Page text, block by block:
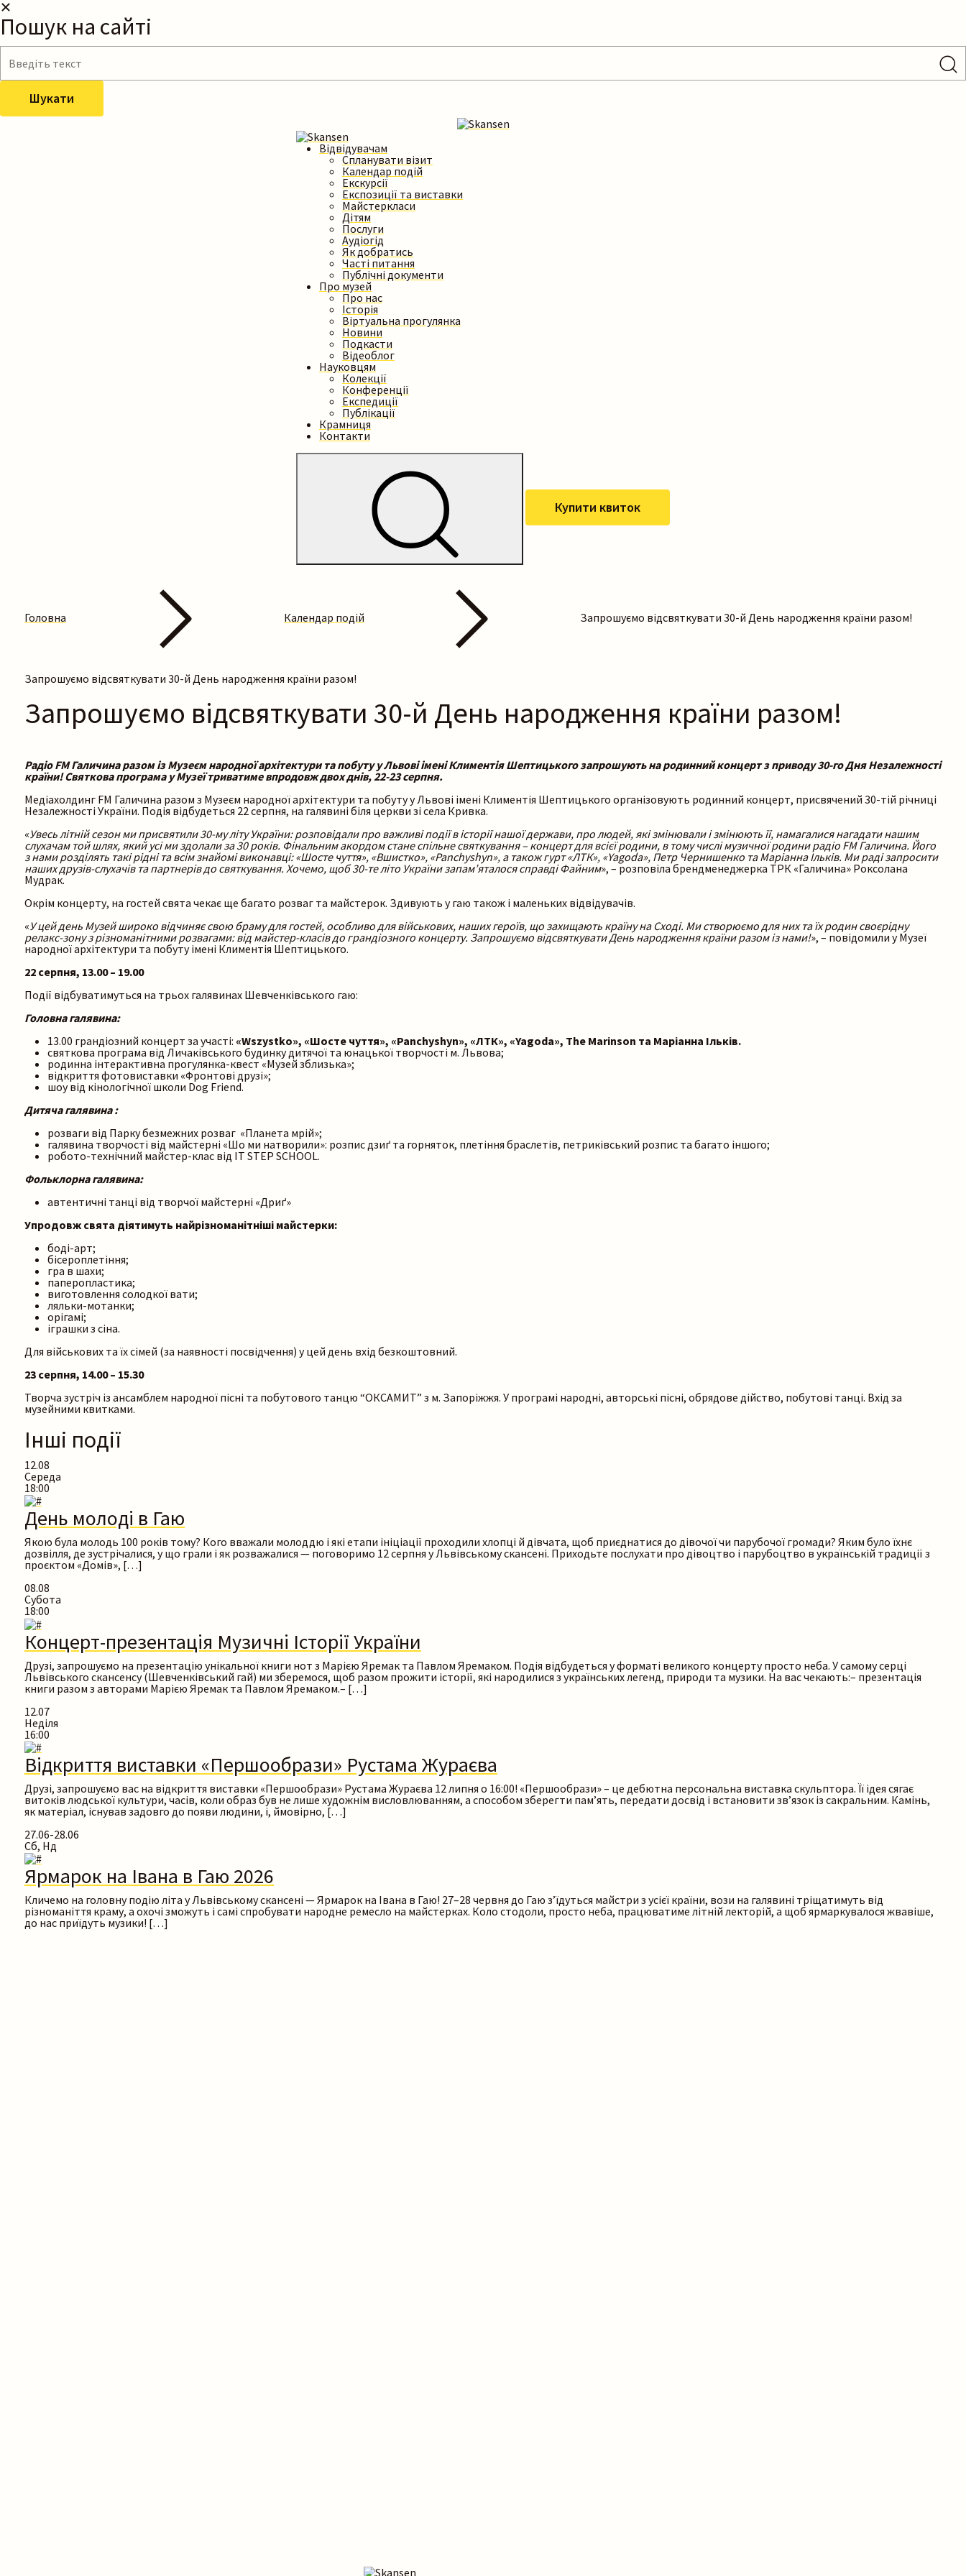
Пошук на сайті
Шукати
Відвідувачам
Спланувати візит
Календар подій
Екскурсії
Експозиції та виставки
Майстеркласи
Дітям
Послуги
Аудіогід
Як добратись
Часті питання
Публічні документи
Про музей
Про нас
Історія
Віртуальна прогулянка
Новини
Подкасти
Відеоблог
Науковцям
Колекції
Конференції
Експедиції
Публікації
Крамниця
Контакти
Купити квиток
Головна Календар подій Запрошуємо відсвяткувати 30-й День народження країни разом!
Запрошуємо відсвяткувати 30-й День народження країни разом!
Запрошуємо відсвяткувати 30-й День народження країни разом!
Радіо FM Галичина разом із Музеєм народної архітектури та побуту у Львові імені Климентія Шептицького запрошують на родинний концерт з приводу 30-го Дня Незалежності
країни! Святкова програма у Музеї триватиме впродовж двох днів, 22-23 серпня.
Медіахолдинг FM Галичина разом з Музеєм народної архітектури та побуту у Львові імені Климентія Шептицького організовують родинний концерт, присвячений 30-тій річниці
Незалежності України. Подія відбудеться 22 серпня, на галявині біля церкви зі села Кривка.
«Увесь літній сезон ми присвятили 30-му літу України: розповідали про важливі події в історії нашої держави, про людей, які змінювали і змінюють її, намагалися нагадати нашим
слухачам той шлях, який усі ми здолали за 30 років. Фінальним акордом стане спільне святкування – концерт для всієї родини, в тому числі музичної родини радіо FM Галичина. Його
з нами розділять такі рідні та всім знайомі виконавці: «Шосте чуття», «Вшистко», «Panchyshyn», а також гурт «ЛТК», «Yagodа», Петр Чернишенко та Маріанна Ільків. Ми раді запросити
наших друзів-слухачів та партнерів до святкування. Хочемо, щоб 30-те літо України запам’яталося справді Файним», – розповіла брендменеджерка ТРК «Галичина» Роксолана
Мудрак.
Окрім концерту, на гостей свята чекає ще багато розваг та майстерок. Здивують у гаю також і маленьких відвідувачів.
«У цей день Музей широко відчиняє свою браму для гостей, особливо для військових, наших героїв, що захищають країну на Сході. Ми створюємо для них та їх родин своєрідну
релакс-зону з різноманітними розвагами: від майстер-класів до грандіозного концерту. Запрошуємо відсвяткувати День народження країни разом із нами!», – повідомили у Музеї
народної архітектури та побуту імені Климентія Шептицького.
22 серпня, 13.00 – 19.00
Події відбуватимуться на трьох галявинах Шевченківського гаю:
Головна галявина:
13.00 грандіозний концерт за участі: «Wszystko», «Шосте чуття», «Panchyshyn», «ЛТК», «Yagodа», The Marinson та Маріанна Ільків.
святкова програма від Личаківського будинку дитячої та юнацької творчості м. Львова;
родинна інтерактивна прогулянка-квест «Музей зблизька»;
відкриття фотовиставки «Фронтові друзі»;
шоу від кінологічної школи Dog Friend.
Дитяча галявина :
розваги від Парку безмежних розваг «Планета мрій»;
галявина творчості від майстерні «Шо ми натворили»: розпис дзиґ та горняток, плетіння браслетів, петриківський розпис та багато іншого;
робото-технічний майстер-клас від IT STEP SCHOOL.
Фольклорна галявина:
автентичні танці від творчої майстерні «Дриґ»
Упродовж свята діятимуть найрізноманітніші майстерки:
боді-арт;
бісероплетіння;
гра в шахи;
паперопластика;
виготовлення солодкої вати;
ляльки-мотанки;
орігамі;
іграшки з сіна.
Для військових та їх сімей (за наявності посвідчення) у цей день вхід безкоштовний.
23 серпня, 14.00 – 15.30
Творча зустріч із ансамблем народної пісні та побутового танцю “ОКСАМИТ” з м. Запоріжжя. У програмі народні, авторські пісні, обрядове дійство, побутові танці. Вхід за
музейними квитками.
Інші події
12.08
Середа
18:00
День молоді в Гаю
Якою була молодь 100 років тому? Кого вважали молоддю і які етапи ініціації проходили хлопці й дівчата, щоб приєднатися до дівочої чи парубочої громади? Яким було їхнє
дозвілля, де зустрічалися, у що грали і як розважалися — поговоримо 12 серпня у Львівському скансені. Приходьте послухати про дівоцтво і парубоцтво в українській традиції з
проєктом «Домів», […]
08.08
Субота
18:00
Концерт-презентація Музичні Історії України
Друзі, запрошуємо на презентацію унікальної книги нот з Марією Яремак та Павлом Яремаком. Подія відбудеться у форматі великого концерту просто неба. У самому серці
Львівського скансенсу (Шевченківський гай) ми зберемося, щоб разом прожити історії, які народилися з українських легенд, природи та музики. На вас чекають:– презентація
книги разом з авторами Марією Яремак та Павлом Яремаком.– […]
12.07
Неділя
16:00
Відкриття виставки «Першообрази» Рустама Жураєва
Друзі, запрошуємо вас на відкриття виставки «Першообрази» Рустама Жураєва 12 липня о 16:00! «Першообрази» – це дебютна персональна виставка скульптора. Її ідея сягає
витоків людської культури, часів, коли образ був не лише художнім висловлюванням, а способом зберегти пам’ять, передати досвід і встановити зв’язок із сакральним. Камінь,
як матеріал, існував задовго до появи людини, і, ймовірно, […]
27.06-28.06
Сб, Нд
Ярмарок на Івана в Гаю 2026
Кличемо на головну подію літа у Львівському скансені — Ярмарок на Івана в Гаю! 27–28 червня до Гаю з’їдуться майстри з усієї країни, вози на галявині тріщатимуть від
різноманіття краму, а охочі зможуть і самі спробувати народне ремесло на майстерках. Коло стодоли, просто неба, працюватиме літній лекторій, а щоб ярмаркувалося жвавіше,
до нас приїдуть музики! […]